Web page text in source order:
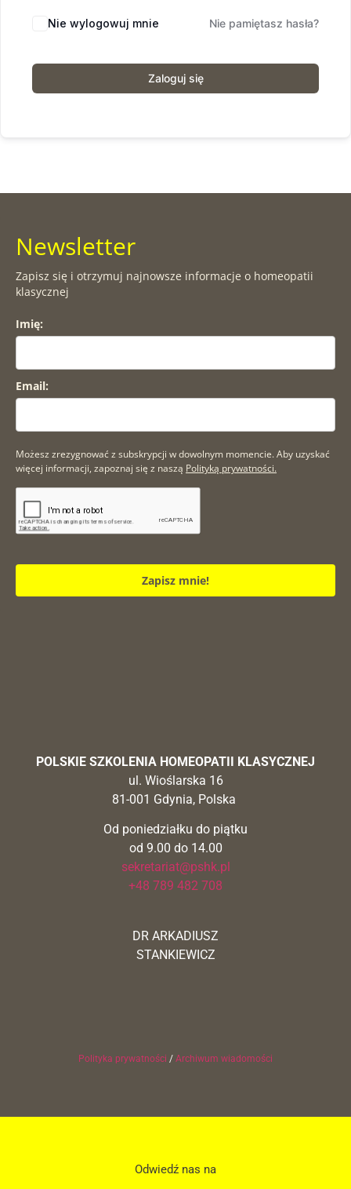
Nie wylogowuj mnie Nie pamiętasz hasła?
Zaloguj się
Newsletter
Zapisz się i otrzymuj najnowsze informacje o homeopatii
klasycznej
Imię:
Email:
Możesz zrezygnować z subskrypcji w dowolnym momencie. Aby uzyskać
więcej informacji, zapoznaj się z naszą Polityką prywatności.
Zapisz mnie!
POLSKIE SZKOLENIA HOMEOPATII KLASYCZNEJ
ul. Wioślarska 16
81-001 Gdynia, Polska
Od poniedziałku do piątku
od 9.00 do 14.00
sekretariat@pshk.pl
+48 789 482 708
DR ARKADIUSZ
STANKIEWICZ
Polityka prywatności / Archiwum wiadomości
Odwiedź nas na